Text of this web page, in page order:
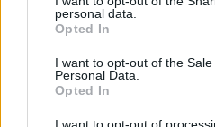
personal data.
Opted In
I want to opt-out of the
Personal Data.
Opted In
I want to opt-out of